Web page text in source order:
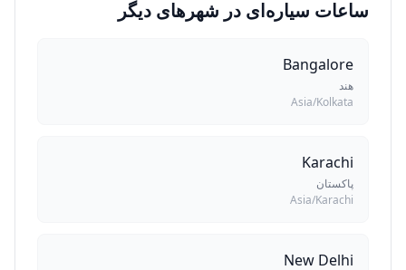
ساعات سیاره‌ای در شهرهای دیگر
Bangalore
هند
Asia/Kolkata
Karachi
پاکستان
Asia/Karachi
New Delhi